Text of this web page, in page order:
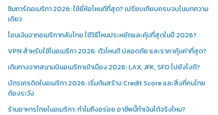
ซิมการ์ดอเมริกา 2026: ใช้ยี่ห้อไหนดีที่สุด? เปรียบเทียบครบจบในบทความ
เดียว
โอนเงินจากอเมริกากลับไทย ใช้วิธีไหนประหยัดและคุ้มที่สุดในปี 2026?
VPN สำหรับใช้ในอเมริกา 2026: ตัวไหนดี ปลอดภัย และราคาคุ้มค่าที่สุด?
เดินทางจากสนามบินอเมริกาเข้าเมือง 2026: LAX, JFK, SFO ไปยังไงดี?
บัตรเครดิตในอเมริกา 2026: เริ่มต้นสร้าง Credit Score และสิ่งที่คนไทย
ต้องระวัง
ร้านอาหารไทยในอเมริกา: ทำไมถึงอร่อย อาชีพนี้ทำเงินได้จริงไหม?